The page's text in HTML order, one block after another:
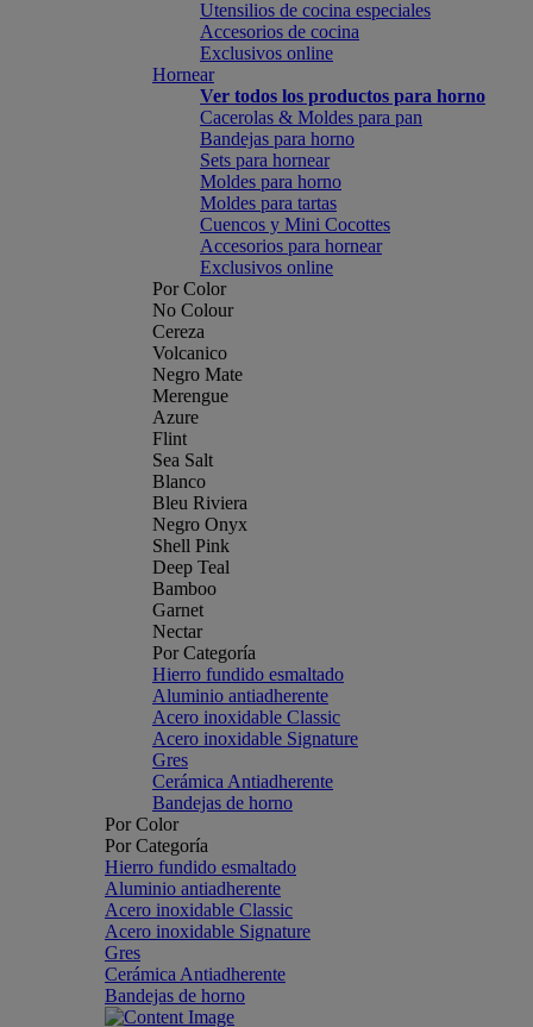
Utensilios de cocina especiales
Accesorios de cocina
Exclusivos online
Hornear
Ver todos los productos para horno
Cacerolas & Moldes para pan
Bandejas para horno
Sets para hornear
Moldes para horno
Moldes para tartas
Cuencos y Mini Cocottes
Accesorios para hornear
Exclusivos online
Por Color
No Colour
Cereza
Volcanico
Negro Mate
Merengue
Azure
Flint
Sea Salt
Blanco
Bleu Riviera
Negro Onyx
Shell Pink
Deep Teal
Bamboo
Garnet
Nectar
Por Categoría
Hierro fundido esmaltado
Aluminio antiadherente
Acero inoxidable Classic
Acero inoxidable Signature
Gres
Cerámica Antiadherente
Bandejas de horno
Por Color
Por Categoría
Hierro fundido esmaltado
Aluminio antiadherente
Acero inoxidable Classic
Acero inoxidable Signature
Gres
Cerámica Antiadherente
Bandejas de horno